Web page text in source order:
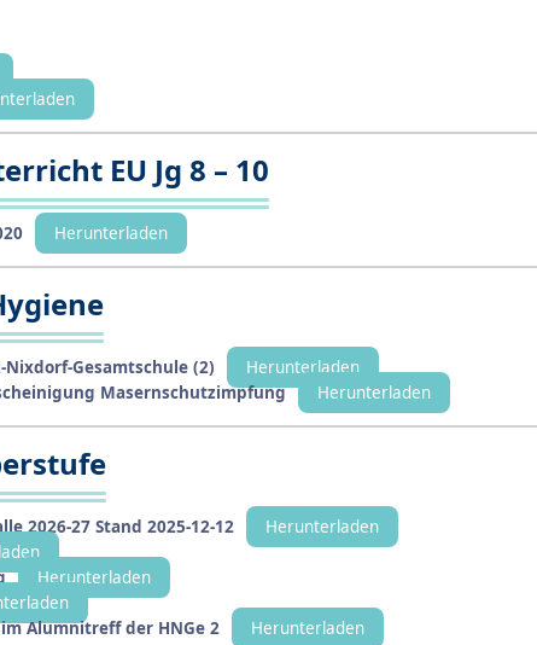
EU Jg 8 – 10
Herunterladen
Gesamtschule (2)
Herunterladen
Masernschutzimpfung
Herunterladen
2026-27 Stand 2025-12-12
Herunterladen
Herunterladen
Alumnitreff der HNGe 2
Herunterladen